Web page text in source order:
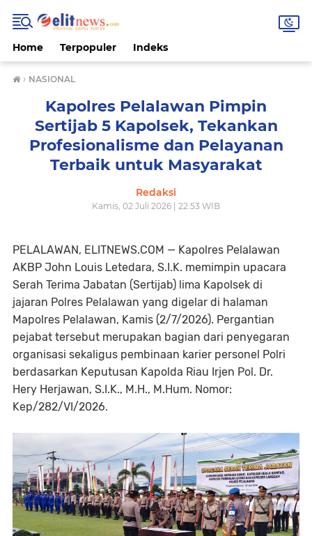
Home Terpopuler Indeks
› NASIONAL
Kapolres Pelalawan Pimpin
Sertijab 5 Kapolsek, Tekankan
Profesionalisme dan Pelayanan
Terbaik untuk Masyarakat
Redaksi
Kamis, 02 Juli 2026 | 22:53 WIB
PELALAWAN, ELITNEWS.COM — Kapolres Pelalawan
AKBP John Louis Letedara, S.I.K. memimpin upacara
Serah Terima Jabatan (Sertijab) lima Kapolsek di
jajaran Polres Pelalawan yang digelar di halaman
Mapolres Pelalawan, Kamis (2/7/2026). Pergantian
pejabat tersebut merupakan bagian dari penyegaran
organisasi sekaligus pembinaan karier personel Polri
berdasarkan Keputusan Kapolda Riau Irjen Pol. Dr.
Hery Herjawan, S.I.K., M.H., M.Hum. Nomor:
Kep/282/VI/2026.